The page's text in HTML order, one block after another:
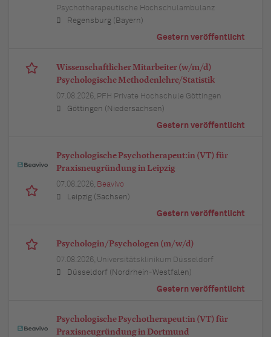
Psychotherapeutische Hochschulambulanz
Regensburg (Bayern)
Gestern veröffentlicht
Wissenschaftlicher Mitarbeiter (w/m/d)
Psychologische Methodenlehre/Statistik
07.08.2026, PFH Private Hochschule Göttingen
Göttingen (Niedersachsen)
Gestern veröffentlicht
Psychologische Psychotherapeut:in (VT) für
Praxisneugründung in Leipzig
07.08.2026, Beavivo
Leipzig (Sachsen)
Gestern veröffentlicht
Psychologin/Psychologen (m/w/d)
07.08.2026, Universitätsklinikum Düsseldorf
Düsseldorf (Nordrhein-Westfalen)
Gestern veröffentlicht
Psychologische Psychotherapeut:in (VT) für
Praxisneugründung in Dortmund